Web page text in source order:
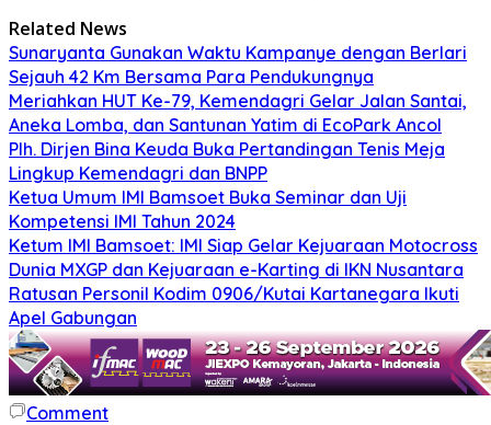
Related News
Sunaryanta Gunakan Waktu Kampanye dengan Berlari
Sejauh 42 Km Bersama Para Pendukungnya
Meriahkan HUT Ke-79, Kemendagri Gelar Jalan Santai,
Aneka Lomba, dan Santunan Yatim di EcoPark Ancol
Plh. Dirjen Bina Keuda Buka Pertandingan Tenis Meja
Lingkup Kemendagri dan BNPP
Ketua Umum IMI Bamsoet Buka Seminar dan Uji
Kompetensi IMI Tahun 2024
Ketum IMI Bamsoet: IMI Siap Gelar Kejuaraan Motocross
Dunia MXGP dan Kejuaraan e-Karting di IKN Nusantara
Ratusan Personil Kodim 0906/Kutai Kartanegara Ikuti
Apel Gabungan
Comment